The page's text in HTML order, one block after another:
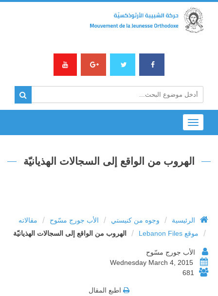
Toggle
navigation
الهروب من الواقع إلى السجالات الهذيانيّة
الرئيسية / وجوه من كنيستي / الأب جورج مسّوح / مقالاته
/ موقع Lebanon Files / الهروب من الواقع إلى السجالات الهذيانيّة
الأب جورج مسّوح
681
اطبع المقال